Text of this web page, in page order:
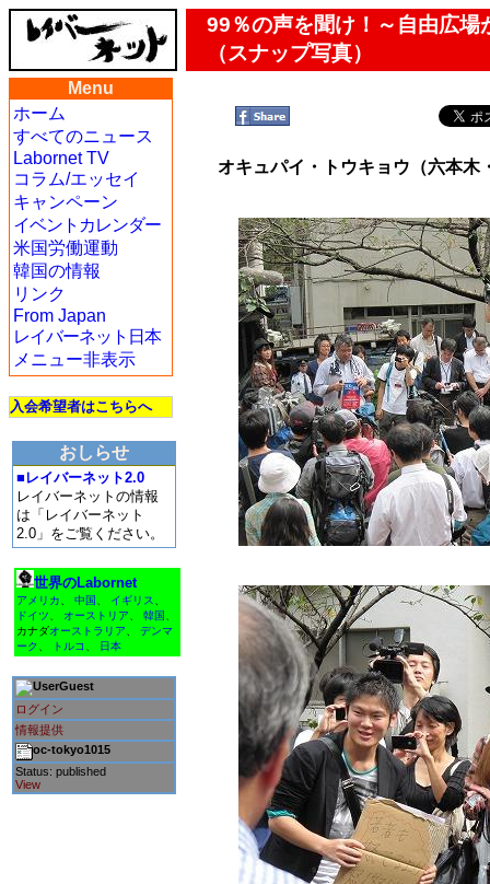
99％の声を聞け！～自由広
（スナップ写真）
Menu
ホーム
すべてのニュース
Labornet TV
コラム/エッセイ
キャンペーン
イベントカレンダー
米国労働運動
韓国の情報
リンク
From Japan
レイバーネット日本
メニュー非表示
入会希望者はこちらへ
おしらせ
■レイバーネット2.0
レイバーネットの情報
は「レイバーネット
2.0」をご覧ください。
世界のLabornet
アメリカ 中国 イギリス
ドイツ
オーストリア 韓国
カナダオーストラリア
デンマ
ーク
トルコ 日本
Guest
ログイン
情報提供
oc-tokyo1015
Status: published
View
オキュパイ・トウキョウ（六本